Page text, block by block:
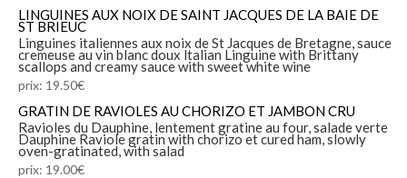
LINGUINES AUX NOIX DE SAINT JACQUES DE LA BAIE DE
ST BRIEUC
Linguines italiennes aux noix de St Jacques de Bretagne, sauce
cremeuse au vin blanc doux ltalian Linguine with Brittany
scallops and creamy sauce with sweet white wine
prix: 19.50€
GRATIN DE RAVIOLES AU CHORIZO ET JAMBON CRU
Ravioles du Dauphine, lentement gratine au four, salade verte
Dauphine Raviole gratin with chorizo et cured ham, slowly
oven-gratinated, with salad
prix: 19.00€